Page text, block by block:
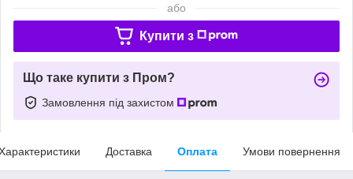
або
Купити з
Що таке купити з Пром?
Замовлення під захистом
Доставка Оплата Умови повернення